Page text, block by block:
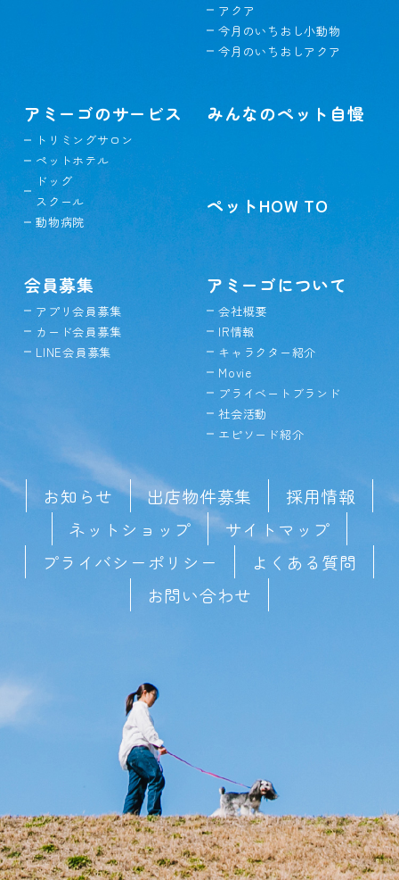
アクア
今月のいちおし小動物
今月のいちおしアクア
アミーゴのサービス
トリミングサロン
ペットホテル
ドッグ
スクール
動物病院
みんなのペット自慢
ペットHOW TO
会員募集
アプリ会員募集
カード会員募集
LINE会員募集
アミーゴについて
会社概要
IR情報
キャラクター紹介
Movie
プライベートブランド
社会活動
エピソード紹介
お知らせ 出店物件募集
採用情報
ネットショップ
サイトマップ
プライバシーポリシー
よくある質問
お問い合わせ